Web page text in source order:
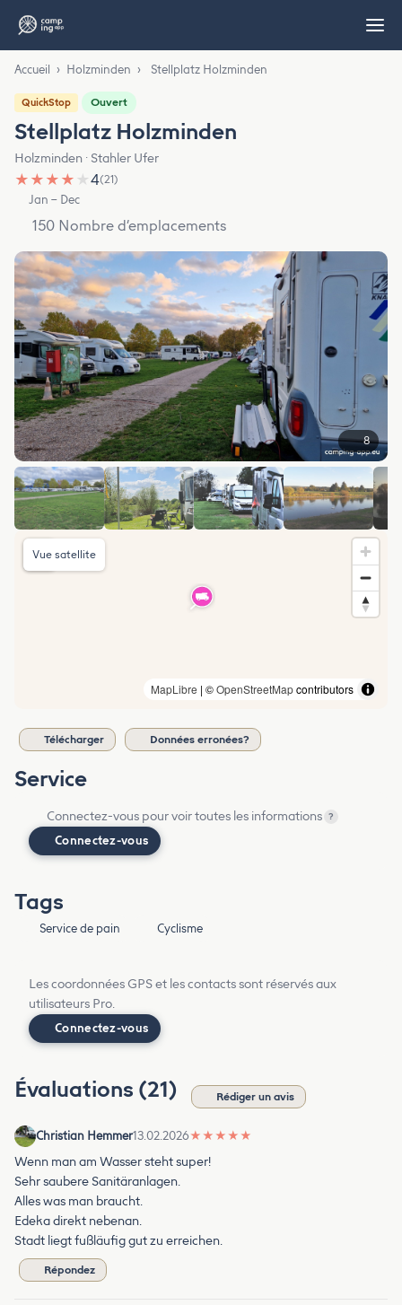
Accueil › Holzminden › Stellplatz Holzminden
QuickStop Ouvert
Stellplatz Holzminden
Holzminden · Stahler Ufer
★ ★ ★ ★ ★4(21)
Jan – Dec
150 Nombre d’emplacements
8
MapLibre | ©OpenStreetMapcontributors
Vue satellite
Télécharger Données erronées?
Service
Connectez-vous pour voir toutes les informations ?
Connectez-vous
Tags
Service de pain Cyclisme
Les coordonnées GPS et les contacts sont réservés aux
utilisateurs Pro.
Connectez-vous
Évaluations (21) Rédiger un avis
Christian Hemmer13.02.2026★ ★ ★ ★ ★
Wenn man am Wasser steht super!
Sehr saubere Sanitäranlagen.
Alles was man braucht.
Edeka direkt nebenan.
Stadt liegt fußläufig gut zu erreichen.
Répondez